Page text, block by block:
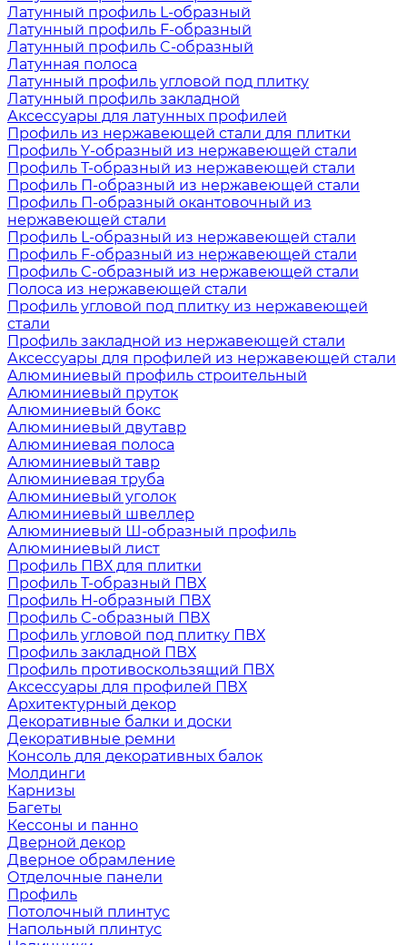
Латунный профиль L-образный
Латунный профиль F-образный
Латунный профиль C-образный
Латунная полоса
Латунный профиль угловой под плитку
Латунный профиль закладной
Аксессуары для латунных профилей
Профиль из нержавеющей стали для плитки
Профиль Y-образный из нержавеющей стали
Профиль Т-образный из нержавеющей стали
Профиль П-образный из нержавеющей стали
Профиль П-образный окантовочный из
нержавеющей стали
Профиль L-образный из нержавеющей стали
Профиль F-образный из нержавеющей стали
Профиль C-образный из нержавеющей стали
Полоса из нержавеющей стали
Профиль угловой под плитку из нержавеющей
стали
Профиль закладной из нержавеющей стали
Аксессуары для профилей из нержавеющей стали
Алюминиевый профиль строительный
Алюминиевый пруток
Алюминиевый бокс
Алюминиевый двутавр
Алюминиевая полоса
Алюминиевый тавр
Алюминиевая труба
Алюминиевый уголок
Алюминиевый швеллер
Алюминиевый Ш-образный профиль
Алюминиевый лист
Профиль ПВХ для плитки
Профиль Т-образный ПВХ
Профиль H-образный ПВХ
Профиль C-образный ПВХ
Профиль угловой под плитку ПВХ
Профиль закладной ПВХ
Профиль противоскользящий ПВХ
Аксессуары для профилей ПВХ
Архитектурный декор
Декоративные балки и доски
Декоративные ремни
Консоль для декоративных балок
Молдинги
Карнизы
Багеты
Кессоны и панно
Дверной декор
Дверное обрамление
Отделочные панели
Профиль
Потолочный плинтус
Напольный плинтус